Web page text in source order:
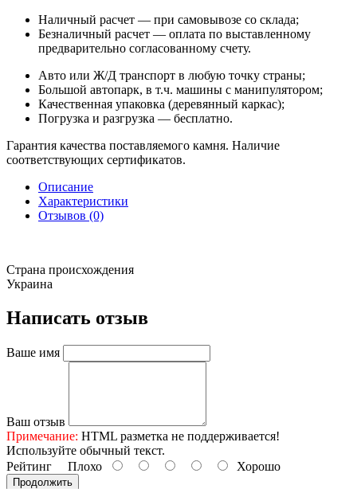
Наличный расчет — при самовывозе со склада;
Безналичный расчет — оплата по выставленному
предварительно согласованному счету.
Авто или Ж/Д транспорт в любую точку страны;
Большой автопарк, в т.ч. машины с манипулятором;
Качественная упаковка (деревянный каркас);
Погрузка и разгрузка — бесплатно.
Гарантия качества поставляемого камня. Наличие
соответствующих сертификатов.
Описание
Характеристики
Отзывов (0)
Страна происхождения
Украина
Написать отзыв
Ваше имя
Ваш отзыв
Примечание: HTML разметка не поддерживается!
Используйте обычный текст.
Рейтинг Плохо Хорошо
Продолжить